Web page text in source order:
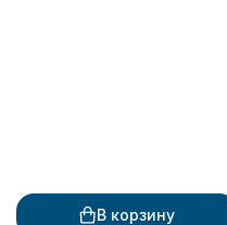
В корзину